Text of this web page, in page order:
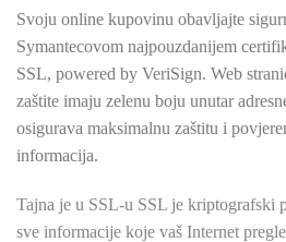
Svoju online kupovinu obavljajte
Symantecovom najpouzdanijem
SSL, powered by VeriSign. Web
zaštite imaju zelenu boju unutar
osigurava maksimalnu zaštitu i
informacija.
Tajna je u SSL-u SSL je kriptografski
sve informacije koje vaš Internet